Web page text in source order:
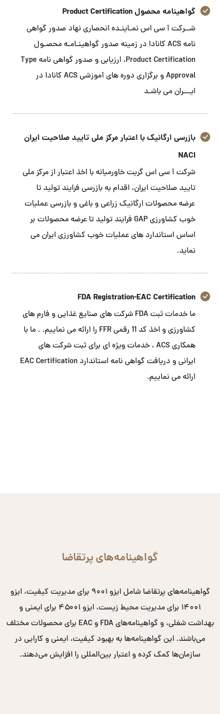
گواهینامه محصول Product Certification
شــرکت آ سی اس نمـاینـده انحصاری نهاد صدور گواهی
نامه ACS کانادا در زمینه صدور گواهینـامـه محصـول
Product Certification، ارزیابی و صدور گواهی نامه Type
Approval و برگزاری دوره های آموزشی ACS کانادا در
ایـــران می باشـد
بازرسی ارگانیک با اعتبار مرکز ملی تایید صلاحیت ایران
NACI
شرکت آ سی اس گریت خاورمیانه با اخذ اعتبار از مرکز ملی
تایید صلاحیت ایران، اقدام به بازرسی فرایند تولید تا
عرضه محصولات ارگانیک زراعی و باغی و بازرسی عملیات
خوب کشاورزی GAP فرایند تولید تا عرضه محصولات بر
اساس استاندارد های عملیات خوب کشاورزی ایران می
نماید.
FDA Registration-EAC Certification
ما خدمات ثبت FDA شرکت های صنایع غذایی و فارم های
کشاورزی و اخذ کد 11 رقمی FFR را ارائه می نماییم. . ما با
همکاری ACS ، خدمات ویژه ای برای ثبت شرکت های
ایرانی و دریافت گواهی نامه استاندارد EAC Certification
ارائه می نماییم.
گواهینامه‌های پرتقاضا
گواهینامه‌های پرتقاضا شامل ایزو ۹۰۰۱ برای مدیریت کیفیت، ایزو
۱۴۰۰۱ برای مدیریت محیط زیست، ایزو ۴۵۰۰۱ برای ایمنی و
بهداشت شغلی، و گواهینامه‌های FDA و EAC برای محصولات مختلف
می‌باشند. این گواهینامه‌ها به بهبود کیفیت، ایمنی و کارایی در
سازمان‌ها کمک کرده و اعتبار بین‌المللی را افزایش می‌دهند.